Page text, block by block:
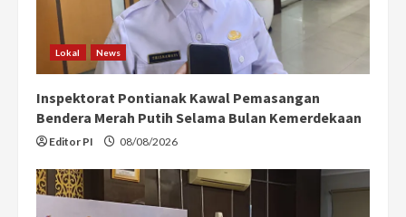
Lokal News
Inspektorat Pontianak Kawal Pemasangan
Bendera Merah Putih Selama Bulan Kemerdekaan
Editor PI 08/08/2026